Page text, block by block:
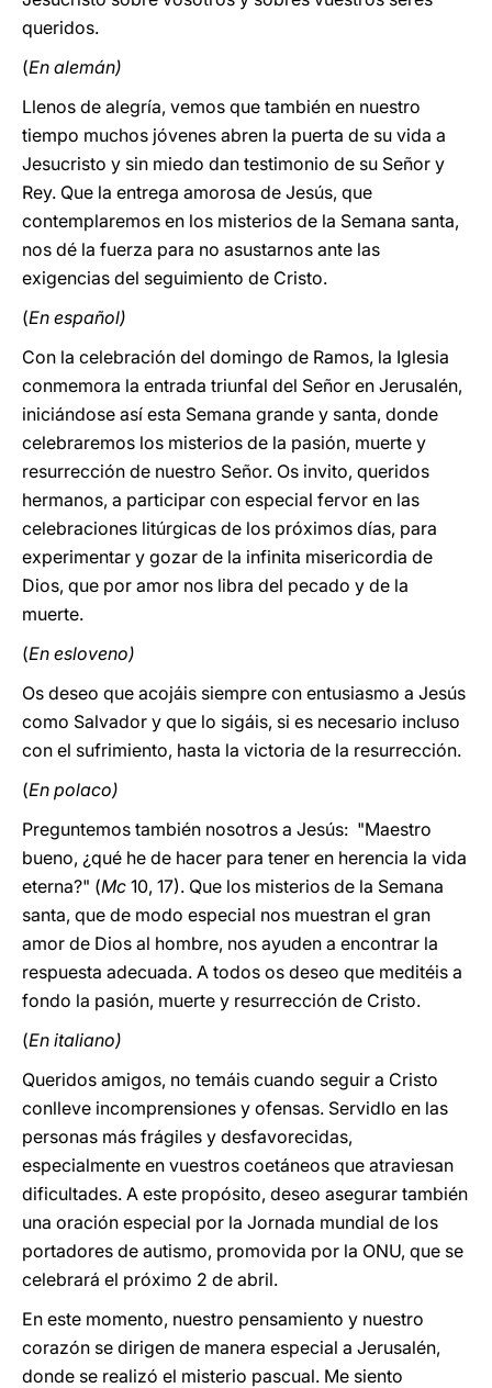
queridos.
(En alemán)
Llenos de alegría, vemos que también en nuestro
tiempo muchos jóvenes abren la puerta de su vida a
Jesucristo y sin miedo dan testimonio de su Señor y
Rey. Que la entrega amorosa de Jesús, que
contemplaremos en los misterios de la Semana santa,
nos dé la fuerza para no asustarnos ante las
exigencias del seguimiento de Cristo.
(En español)
Con la celebración del domingo de Ramos, la Iglesia
conmemora la entrada triunfal del Señor en Jerusalén,
iniciándose así esta Semana grande y santa, donde
celebraremos los misterios de la pasión, muerte y
resurrección de nuestro Señor. Os invito, queridos
hermanos, a participar con especial fervor en las
celebraciones litúrgicas de los próximos días, para
experimentar y gozar de la infinita misericordia de
Dios, que por amor nos libra del pecado y de la
muerte.
(En esloveno)
Os deseo que acojáis siempre con entusiasmo a Jesús
como Salvador y que lo sigáis, si es necesario incluso
con el sufrimiento, hasta la victoria de la resurrección.
(En polaco)
Preguntemos también nosotros a Jesús: "Maestro
bueno, ¿qué he de hacer para tener en herencia la vida
eterna?" (Mc 10, 17). Que los misterios de la Semana
santa, que de modo especial nos muestran el gran
amor de Dios al hombre, nos ayuden a encontrar la
respuesta adecuada. A todos os deseo que meditéis a
fondo la pasión, muerte y resurrección de Cristo.
(En italiano)
Queridos amigos, no temáis cuando seguir a Cristo
conlleve incomprensiones y ofensas. Servidlo en las
personas más frágiles y desfavorecidas,
especialmente en vuestros coetáneos que atraviesan
dificultades. A este propósito, deseo asegurar también
una oración especial por la Jornada mundial de los
portadores de autismo, promovida por la ONU, que se
celebrará el próximo 2 de abril.
En este momento, nuestro pensamiento y nuestro
corazón se dirigen de manera especial a Jerusalén,
donde se realizó el misterio pascual. Me siento